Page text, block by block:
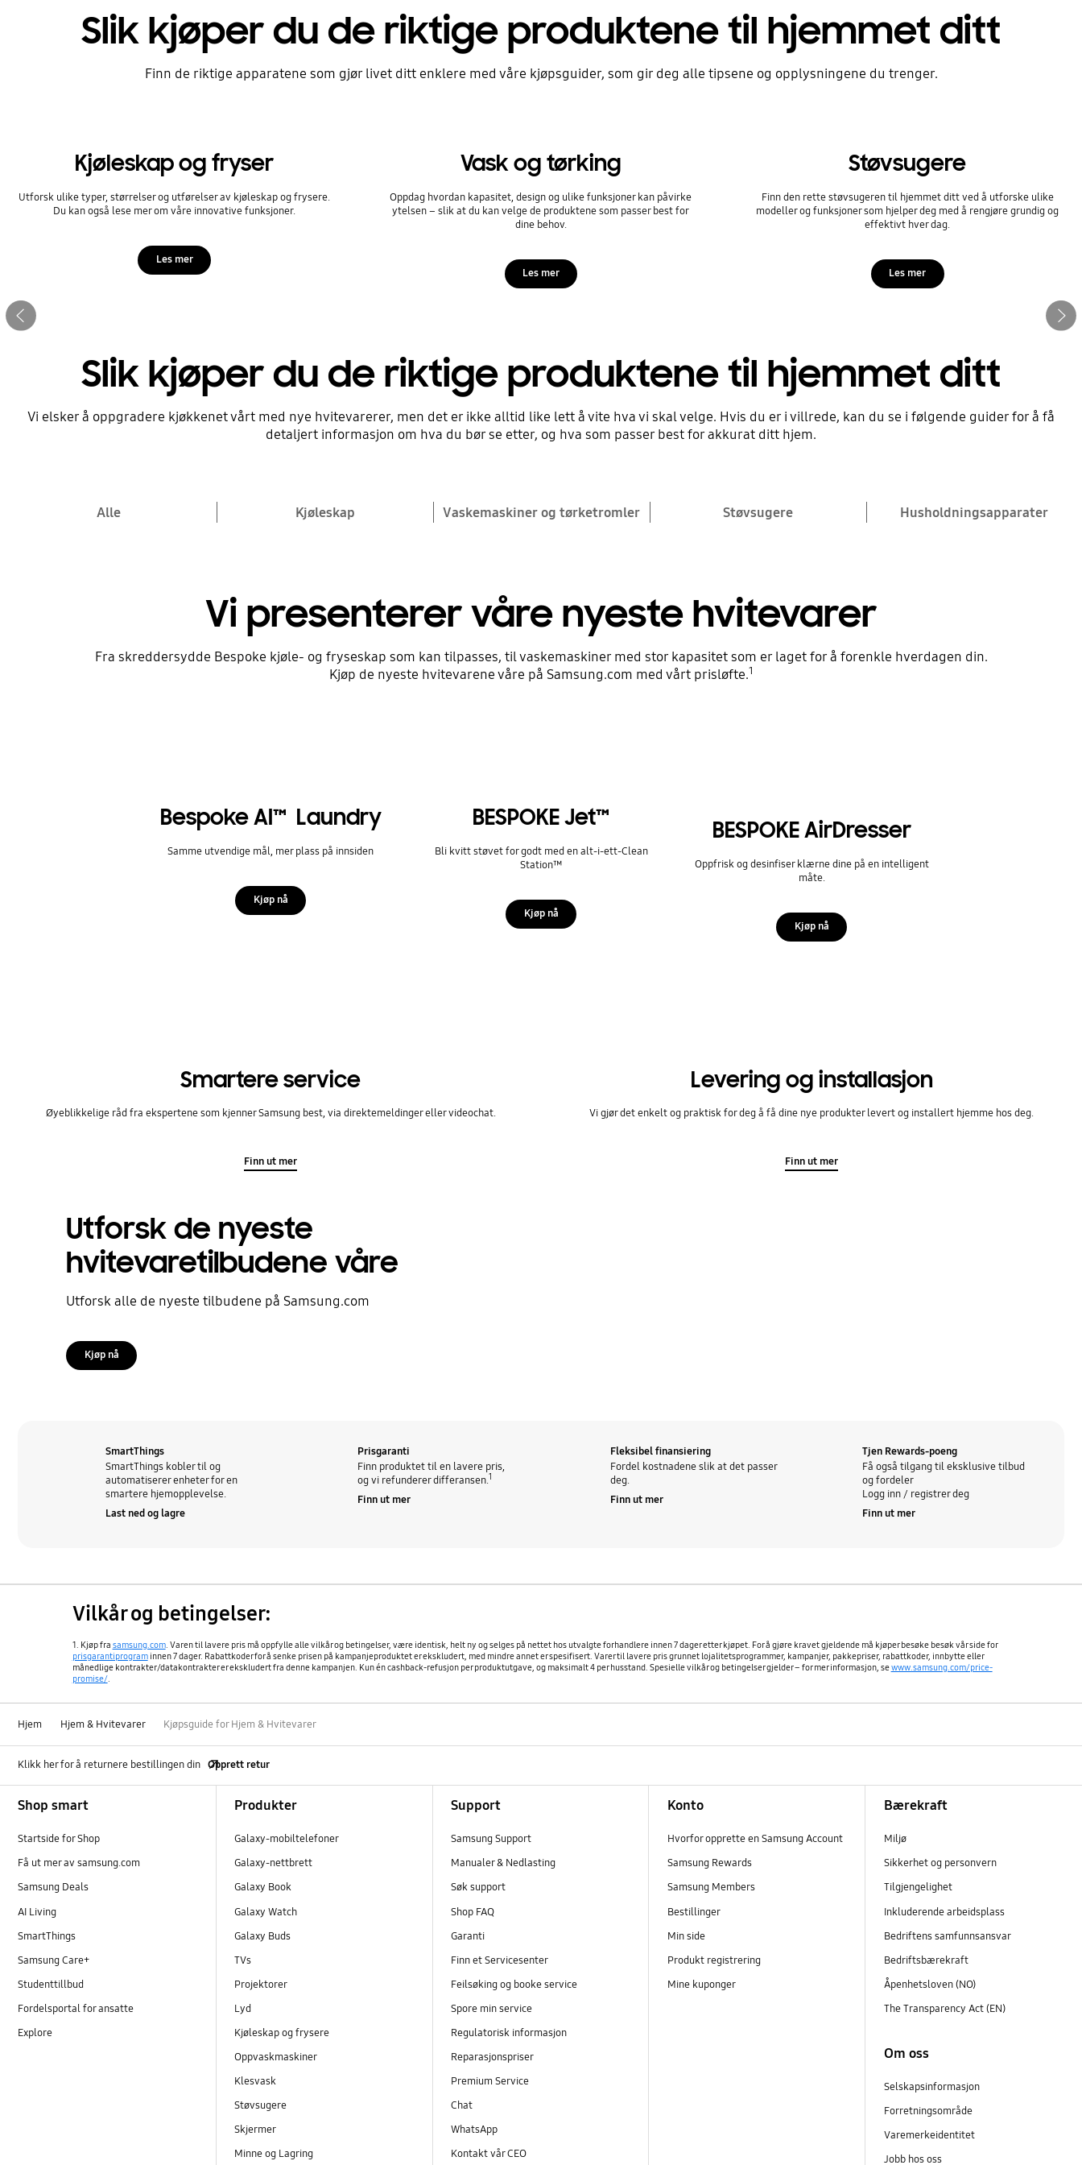
Slik kjøper du de riktige produktene til hjemmet ditt
Finn de riktige apparatene som gjør livet ditt enklere med våre kjøpsguider, som gir deg alle tipsene og opplysningene du trenger.
Kjøleskap og fryser
Utforsk ulike typer, størrelser og utførelser av kjøleskap og frysere.
Du kan også lese mer om våre innovative funksjoner.
Les mer
Vask og tørking
Oppdag hvordan kapasitet, design og ulike funksjoner kan påvirke
ytelsen – slik at du kan velge de produktene som passer best for
dine behov.
Les mer
Støvsugere
Finn den rette støvsugeren til hjemmet ditt ved å utforske ulike
modeller og funksjoner som hjelper deg med å rengjøre grundig og
effektivt hver dag.
Les mer
Hjelp meg med å velge
vaskemaskin og tørketrommel
Start nå
Hjelp meg med å velge en
støvsuger
Hjelp meg med å velge møbler og
hvitevarer
Slik kjøper du de riktige produktene til hjemmet ditt
Vi elsker å oppgradere kjøkkenet vårt med nye hvitevarerer, men det er ikke alltid like lett å vite hva vi skal velge. Hvis du er i villrede, kan du se i følgende guider for å få
detaljert informasjon om hva du bør se etter, og hva som passer best for akkurat ditt hjem.
Alle Kjøleskap Vaskemaskiner og tørketromler Støvsugere Husholdningsapparater
Vi presenterer våre nyeste hvitevarer
Fra skreddersydde Bespoke kjøle- og fryseskap som kan tilpasses, til vaskemaskiner med stor kapasitet som er laget for å forenkle hverdagen din.
Kjøp de nyeste hvitevarene våre på Samsung.com med vårt prisløfte.1
Bespoke AI™ Laundry
Samme utvendige mål, mer plass på innsiden
Kjøp nå
BESPOKE Jet™
Bli kvitt støvet for godt med en alt-i-ett-Clean
Station™
Kjøp nå
BESPOKE AirDresser
Oppfrisk og desinfiser klærne dine på en intelligent
måte.
Kjøp nå
Smartere service
Øyeblikkelige råd fra ekspertene som kjenner Samsung best, via direktemeldinger eller videochat.
Finn ut mer
Levering og installasjon
Vi gjør det enkelt og praktisk for deg å få dine nye produkter levert og installert hjemme hos deg.
Finn ut mer
Utforsk de nyeste
hvitevaretilbudene våre
Utforsk alle de nyeste tilbudene på Samsung.com
Kjøp nå
SmartThings
SmartThings kobler til og
automatiserer enheter for en
smartere hjemopplevelse.
Last ned og lagre
Prisgaranti
Finn produktet til en lavere pris,
og vi refunderer differansen.1
Finn ut mer
Fleksibel finansiering
Fordel kostnadene slik at det passer
deg.
Finn ut mer
Tjen Rewards-poeng
Få også tilgang til eksklusive tilbud
og fordeler
Logg inn / registrer deg
Finn ut mer
Vilkår og betingelser:
1. Kjøp fra samsung.com. Varen til lavere pris må oppfylle alle vilkår og betingelser, være identisk, helt ny og selges på nettet hos utvalgte forhandlere innen 7 dager etter kjøpet. For å gjøre kravet gjeldende må kjøper besøke besøk vår side for
prisgarantiprograminnen 7 dager. Rabattkoder for å senke prisen på kampanjeproduktet er ekskludert, med mindre annet er spesifisert. Varer til lavere pris grunnet lojalitetsprogrammer, kampanjer, pakkepriser, rabattkoder, innbytte eller
månedlige kontrakter/datakontrakter er ekskludert fra denne kampanjen. Kun én cashback-refusjon per produktutgave, og maksimalt 4 per husstand. Spesielle vilkår og betingelser gjelder – for mer informasjon, sewww.samsung.com/price-
promise/.
Hjem Hjem & Hvitevarer Kjøpsguide for Hjem & Hvitevarer
Klikk her for å returnere bestillingen din Opprett retur
Shop smart
Startside for Shop
Få ut mer av samsung.com
Samsung Deals
AI Living
SmartThings
Samsung Care+
Studenttillbud
Fordelsportal for ansatte
Explore
Produkter
Galaxy-mobiltelefoner
Galaxy-nettbrett
Galaxy Book
Galaxy Watch
Galaxy Buds
TVs
Projektorer
Lyd
Kjøleskap og frysere
Oppvaskmaskiner
Klesvask
Støvsugere
Skjermer
Minne og Lagring
Support
Samsung Support
Manualer & Nedlasting
Søk support
Shop FAQ
Garanti
Finn et Servicesenter
Feilsøking og booke service
Spore min service
Regulatorisk informasjon
Reparasjonspriser
Premium Service
Chat
WhatsApp
Kontakt vår CEO
Konto
Hvorfor opprette en Samsung Account
Samsung Rewards
Samsung Members
Bestillinger
Min side
Produkt registrering
Mine kuponger
Bærekraft
Miljø
Sikkerhet og personvern
Tilgjengelighet
Inkluderende arbeidsplass
Bedriftens samfunnsansvar
Bedriftsbærekraft
Åpenhetsloven (NO)
The Transparency Act (EN)
Om oss
Selskapsinformasjon
Forretningsområde
Varemerkeidentitet
Jobb hos oss